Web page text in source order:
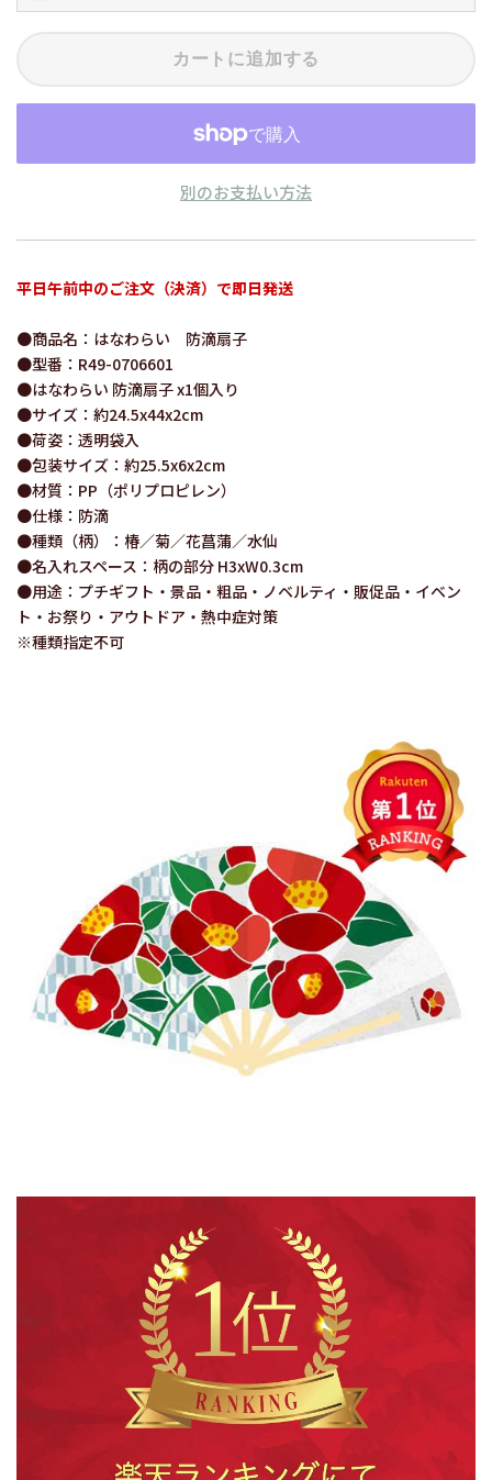
カートに追加する
別のお支払い方法
平日午前中のご注文（決済）で即日発送
●商品名：はなわらい 防滴扇子
●型番：R49-0706601
●はなわらい 防滴扇子 x1個入り
●サイズ：約24.5x44x2cm
●荷姿：透明袋入
●包装サイズ：約25.5x6x2cm
●材質：PP（ポリプロピレン）
●仕様：防滴
●種類（柄）：椿／菊／花菖蒲／水仙
●名入れスペース：柄の部分 H3xW0.3cm
●用途：プチギフト・景品・粗品・ノベルティ・販促品・イベン
ト・お祭り・アウトドア・熱中症対策
※種類指定不可